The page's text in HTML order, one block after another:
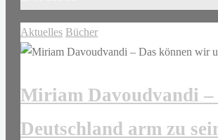
Aktuelles Bücher
Miriam Davoudvandi –
Deutschland arm zu